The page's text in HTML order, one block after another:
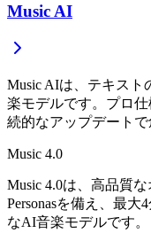
Music AI
Music AIは、テキス
楽モデルです。プロ
続的なアップデートで
Music 4.0
Music 4.0は、高品質な
Personasを備え、最
なAI音楽モデルです。